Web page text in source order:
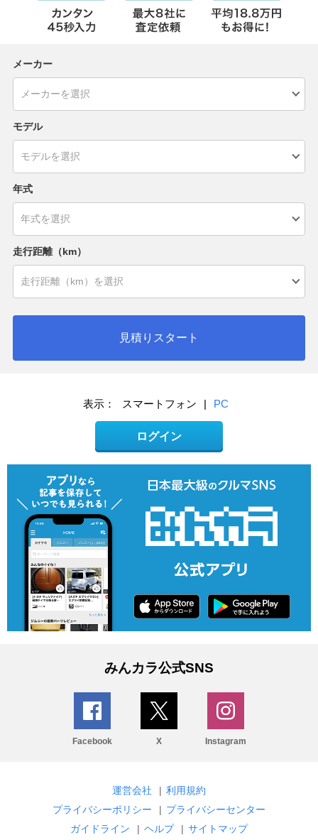
メーカー
モデル
年式
走行距離（km）
見積りスタート
表示： スマートフォン PC
ログイン
みんカラ公式SNS
Facebook X Instagram
運営会社 | 利用規約
プライバシーポリシー
| プライバシーセンター
ガイドライン
| ヘルプ | サイトマップ